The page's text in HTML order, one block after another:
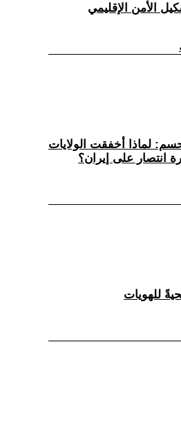
لماذا أخفقت الولايات
انتصار على إيران؟